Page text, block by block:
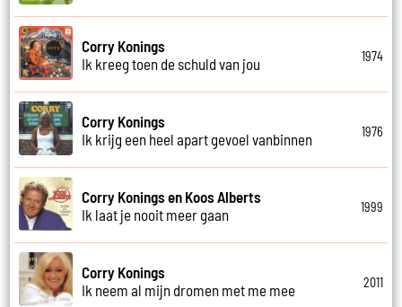
Corry Konings
Ik kreeg toen de schuld van jou
1974
Corry Konings
Ik krijg een heel apart gevoel vanbinnen
1976
Corry Konings en Koos Alberts
Ik laat je nooit meer gaan
1999
Corry Konings
Ik neem al mijn dromen met me mee
2011